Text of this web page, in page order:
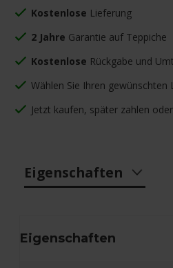
Kostenlose Lieferung
2 Jahre Garantie auf Teppiche
Kostenlose Rückgabe und
Wählen Sie Ihren gewünschten
Jetzt kaufen, später zahlen
Eigenschaften
Eigenschaften